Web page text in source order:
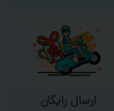
ارسال رایگان